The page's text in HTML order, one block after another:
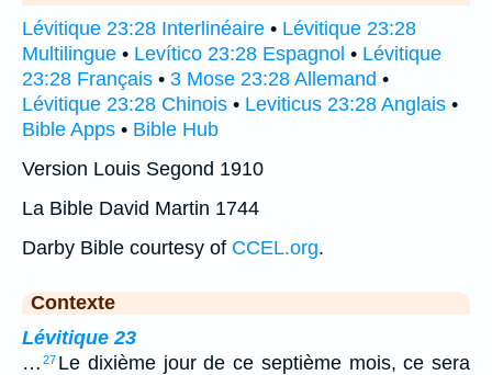
Lévitique 23:28 Interlinéaire • Lévitique 23:28
Multilingue • Levítico 23:28 Espagnol • Lévitique
23:28 Français • 3 Mose 23:28 Allemand •
Lévitique 23:28 Chinois • Leviticus 23:28 Anglais •
Bible Apps • Bible Hub
Version Louis Segond 1910
La Bible David Martin 1744
Darby Bible courtesy of CCEL.org.
Contexte
Lévitique 23
… 27 Le dixième jour de ce septième mois, ce sera